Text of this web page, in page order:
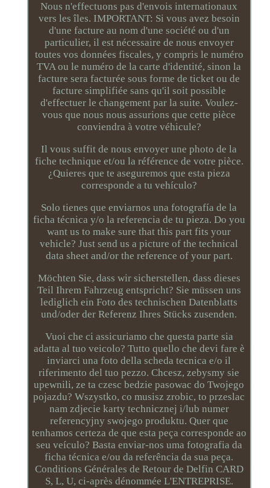
Nous n'effectuons pas d'envois internationaux
vers les îles. IMPORTANT: Si vous avez besoin
d'une facture au nom d'une société ou d'un
particulier, il est nécessaire de nous envoyer
toutes vos données fiscales, y compris le numéro
TVA ou le numéro de la carte d'identité, sinon la
facture sera facturée sous forme de ticket ou de
facture simplifiée sans qu'il soit possible
d'effectuer le changement par la suite. Voulez-
vous que nous nous assurions que cette pièce
conviendra à votre véhicule?
Il vous suffit de nous envoyer une photo de la
fiche technique et/ou la référence de votre pièce.
¿Quieres que te aseguremos que esta pieza
corresponde a tu vehículo?
Solo tienes que enviarnos una fotografía de la
ficha técnica y/o la referencia de tu pieza. Do you
want us to make sure that this part fits your
vehicle? Just send us a picture of the technical
data sheet and/or the reference of your part.
Möchten Sie, dass wir sicherstellen, dass dieses
Teil Ihrem Fahrzeug entspricht? Sie müssen uns
lediglich ein Foto des technischen Datenblatts
und/oder der Referenz Ihres Stücks zusenden.
Vuoi che ci assicuriamo che questa parte sia
adatta al tuo veicolo? Tutto quello che devi fare è
inviarci una foto della scheda tecnica e/o il
riferimento del tuo pezzo. Chcesz, zebysmy sie
upewnili, ze ta czesc bedzie pasowac do Twojego
pojazdu? Wszystko, co musisz zrobic, to przeslac
nam zdjecie karty technicznej i/lub numer
referencyjny swojego produktu. Quer que
tenhamos certeza de que esta peça corresponde ao
seu veículo? Basta enviar-nos uma fotografia da
ficha técnica e/ou da referência da sua peça.
Conditions Générales de Retour de Delfin CARD
S, L, U, ci-après dénommée L'ENTREPRISE.